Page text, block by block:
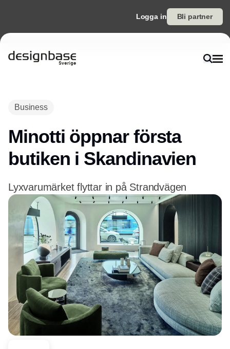
Logga in Bli partner
Business
Minotti öppnar första
butiken i Skandinavien
Lyxvarumärket flyttar in på Strandvägen